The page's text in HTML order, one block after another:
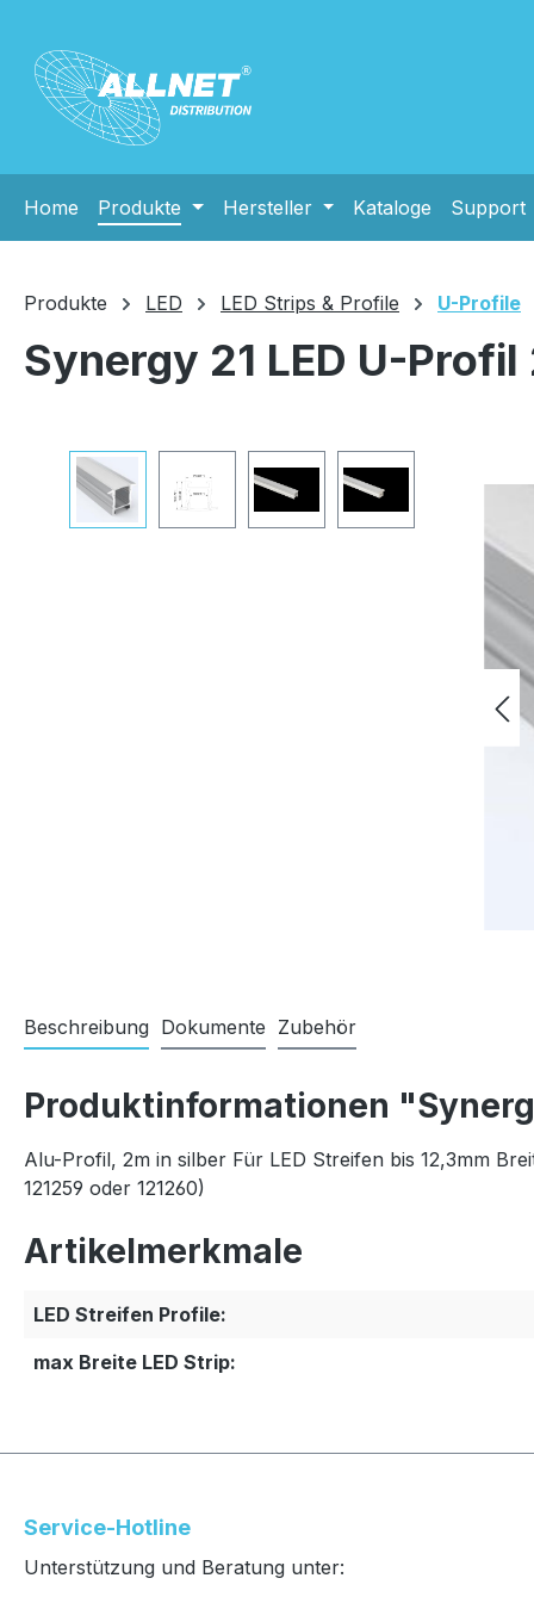
Home Produkte Hersteller Kataloge Support
Produkte LED LED Strips & Profile U-Profile
Synergy 21 LED U-
Bildergalerie überspringen
Beschreibung Dokumente Zubehör
Produktinformationen
Alu-Profil, 2m in silber Für LED Streifen bis 12,3mm
121259 oder 121260)
Artikelmerkmale
LED Streifen Profile:
max Breite LED Strip:
Service-Hotline
Unterstützung und Beratung unter: